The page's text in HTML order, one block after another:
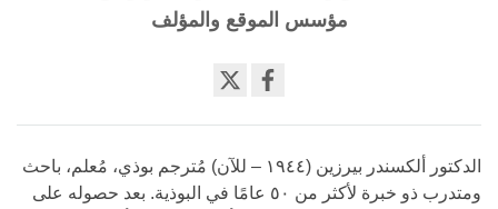
مؤسس الموقع والمؤلف
facebook
الدكتور ألكسندر بيرزين (١٩٤٤ – للآن) مُترجم بوذي، مُعلم، باحث
ومتدرب ذو خبرة لأكثر من ٥٠ عامًا في البوذية. بعد حصوله على